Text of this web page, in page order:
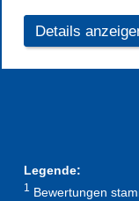
Details
Legende:
1 Bewertungen